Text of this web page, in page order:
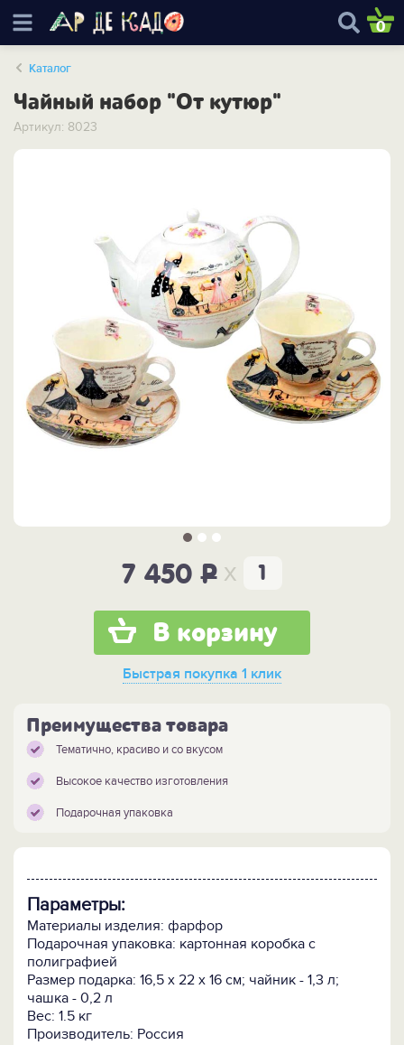
0
Каталог
Чайный набор "От кутюр"
Артикул: 8023
7 450P x
В корзину
Быстрая покупка 1 клик
Преимущества товара
Тематично, красиво и со вкусом
Высокое качество изготовления
Подарочная упаковка
Параметры:
Материалы изделия: фарфор
Подарочная упаковка: картонная коробка с
полиграфией
Размер подарка: 16,5 х 22 х 16 см; чайник - 1,3 л;
чашка - 0,2 л
Вес: 1.5 кг
Производитель: Россия